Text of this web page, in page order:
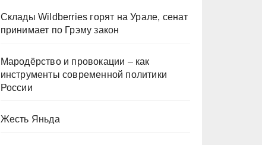
Склады Wildberries горят на Урале, сенат
принимает по Грэму закон
Мародёрство и провокации – как
инструменты современной политики
России
Жесть Яньда